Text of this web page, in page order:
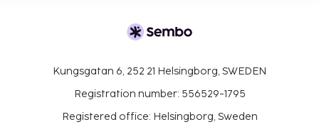
Kungsgatan 6, 252 21 Helsingborg, SWEDEN
Registration number: 556529-1795
Registered office: Helsingborg, Sweden